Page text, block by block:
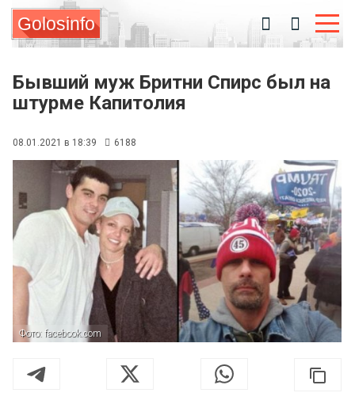
Golosinfo
Бывший муж Бритни Спирс был на
штурме Капитолия
08.01.2021 в 18:39 6188
Фото: facebook.com